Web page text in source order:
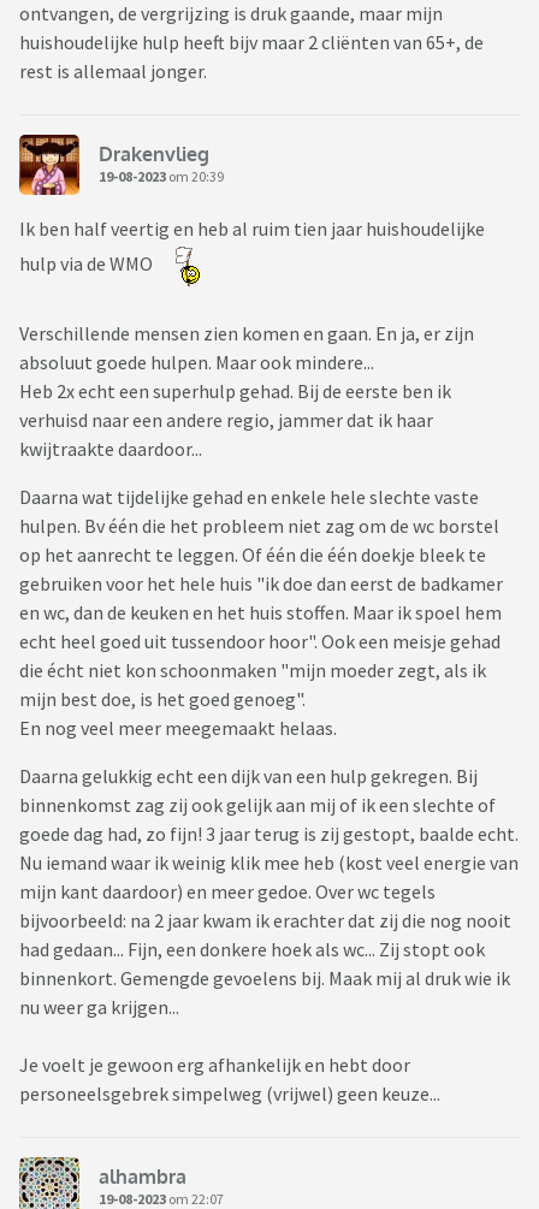
ontvangen, de vergrijzing is druk gaande, maar mijn
huishoudelijke hulp heeft bijv maar 2 cliënten van 65+, de
rest is allemaal jonger.
Drakenvlieg
19-08-2023 om 20:39
Ik ben half veertig en heb al ruim tien jaar huishoudelijke
hulp via de WMO
Verschillende mensen zien komen en gaan. En ja, er zijn
absoluut goede hulpen. Maar ook mindere...
Heb 2x echt een superhulp gehad. Bij de eerste ben ik
verhuisd naar een andere regio, jammer dat ik haar
kwijtraakte daardoor...
Daarna wat tijdelijke gehad en enkele hele slechte vaste
hulpen. Bv één die het probleem niet zag om de wc borstel
op het aanrecht te leggen. Of één die één doekje bleek te
gebruiken voor het hele huis "ik doe dan eerst de badkamer
en wc, dan de keuken en het huis stoffen. Maar ik spoel hem
echt heel goed uit tussendoor hoor". Ook een meisje gehad
die écht niet kon schoonmaken "mijn moeder zegt, als ik
mijn best doe, is het goed genoeg".
En nog veel meer meegemaakt helaas.
Daarna gelukkig echt een dijk van een hulp gekregen. Bij
binnenkomst zag zij ook gelijk aan mij of ik een slechte of
goede dag had, zo fijn! 3 jaar terug is zij gestopt, baalde echt.
Nu iemand waar ik weinig klik mee heb (kost veel energie van
mijn kant daardoor) en meer gedoe. Over wc tegels
bijvoorbeeld: na 2 jaar kwam ik erachter dat zij die nog nooit
had gedaan... Fijn, een donkere hoek als wc... Zij stopt ook
binnenkort. Gemengde gevoelens bij. Maak mij al druk wie ik
nu weer ga krijgen...
Je voelt je gewoon erg afhankelijk en hebt door
personeelsgebrek simpelweg (vrijwel) geen keuze...
alhambra
19-08-2023 om 22:07